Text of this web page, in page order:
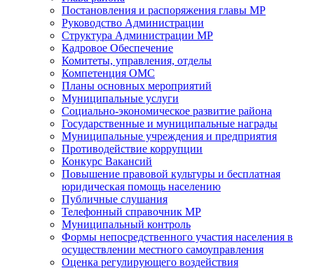
Постановления и распоряжения главы МР
Руководство Администрации
Структура Администрации МР
Кадровое Обеспечение
Комитеты, управления, отделы
Компетенция ОМС
Планы основных мероприятий
Муниципальные услуги
Социально-экономическое развитие района
Государственные и муниципальные награды
Муниципальные учреждения и предприятия
Противодействие коррупции
Конкурс Вакансий
Повышение правовой культуры и бесплатная
юридическая помощь населению
Публичные слушания
Телефонный справочник МР
Муниципальный контроль
Формы непосредственного участия населения в
осуществлении местного самоуправления
Оценка регулирующего воздействия